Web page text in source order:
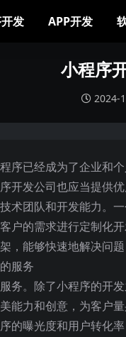
发 APP开发
小程序
2024-
序已经成为了企业和
开发公司也应当提供
术团队和开发能力。
户的需求进行定制化
，能够快速地解决问
务。除了小程序的开
能力和创意，为客户
的曝光度和用户转化